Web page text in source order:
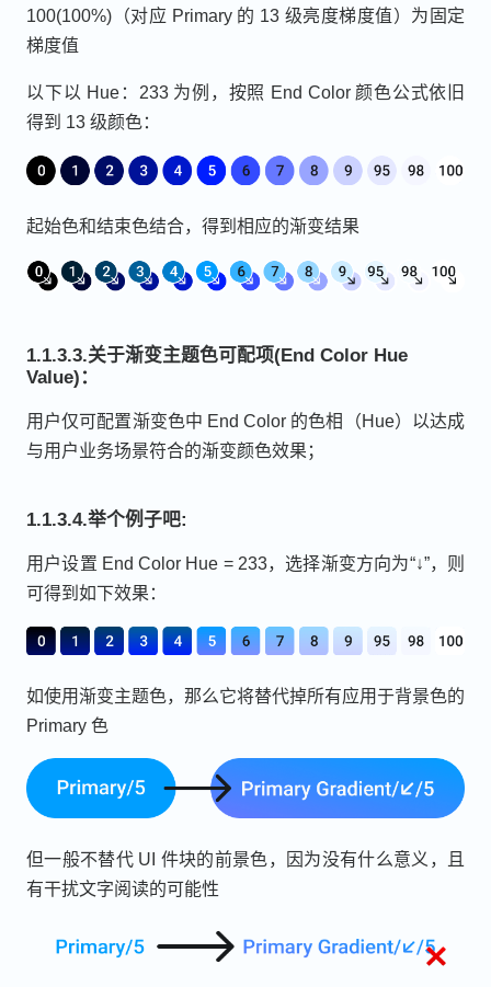
100(100%)（对应 Primary 的 13 级亮度梯度值）为固定
梯度值
以下以 Hue：233 为例，按照 End Color 颜色公式依旧
得到 13 级颜色：
起始色和结束色结合，得到相应的渐变结果
1.1.3.3.关于渐变主题色可配项(End Color Hue
Value)：
用户仅可配置渐变色中 End Color 的色相（Hue）以达成
与用户业务场景符合的渐变颜色效果；
1.1.3.4.举个例子吧:
用户设置 End Color Hue = 233，选择渐变方向为“↓”，则
可得到如下效果：
如使用渐变主题色，那么它将替代掉所有应用于背景色的
Primary 色
但一般不替代 UI 件块的前景色，因为没有什么意义，且
有干扰文字阅读的可能性